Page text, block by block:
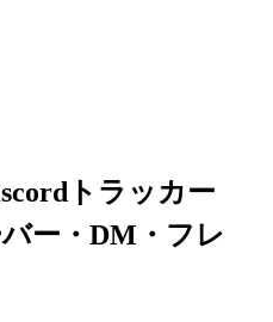
トラッカー
ー・DM・フレ